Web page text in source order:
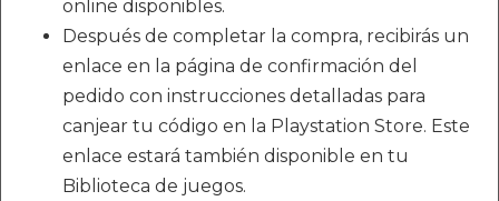
online disponibles.
Después de completar la compra, recibirás un
enlace en la página de confirmación del
pedido con instrucciones detalladas para
canjear tu código en la Playstation Store. Este
enlace estará también disponible en tu
Biblioteca de juegos.